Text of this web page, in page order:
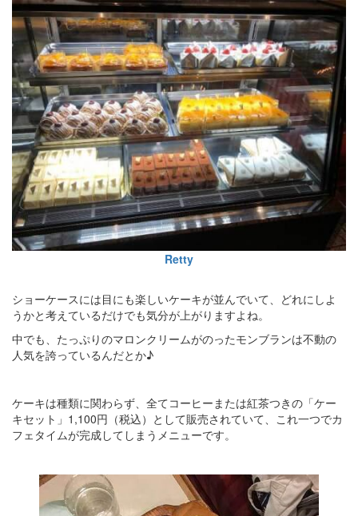
Retty
ショーケースには目にも楽しいケーキが並んでいて、どれにしよ
うかと考えているだけでも気分が上がりますよね。
中でも、たっぷりのマロンクリームがのったモンブランは不動の
人気を誇っているんだとか♪
ケーキは種類に関わらず、全てコーヒーまたは紅茶つきの「ケー
キセット」1,100円（税込）として販売されていて、これ一つでカ
フェタイムが完成してしまうメニューです。